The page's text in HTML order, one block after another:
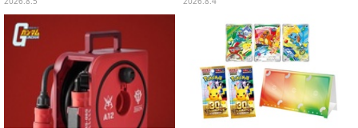
イテムがズラリ